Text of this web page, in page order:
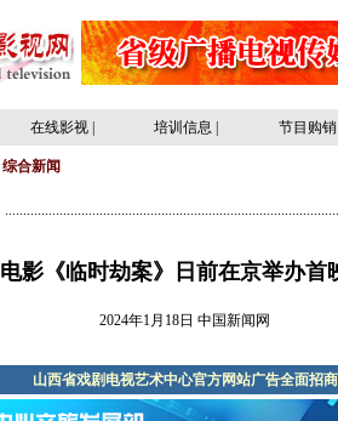
在线影视 培训信息 节目购销
综合新闻
电影《临时劫案》日前在京举办首
2024年1月18日 中国新闻网
山西省戏剧电视艺术中心官方网站广告全面招商